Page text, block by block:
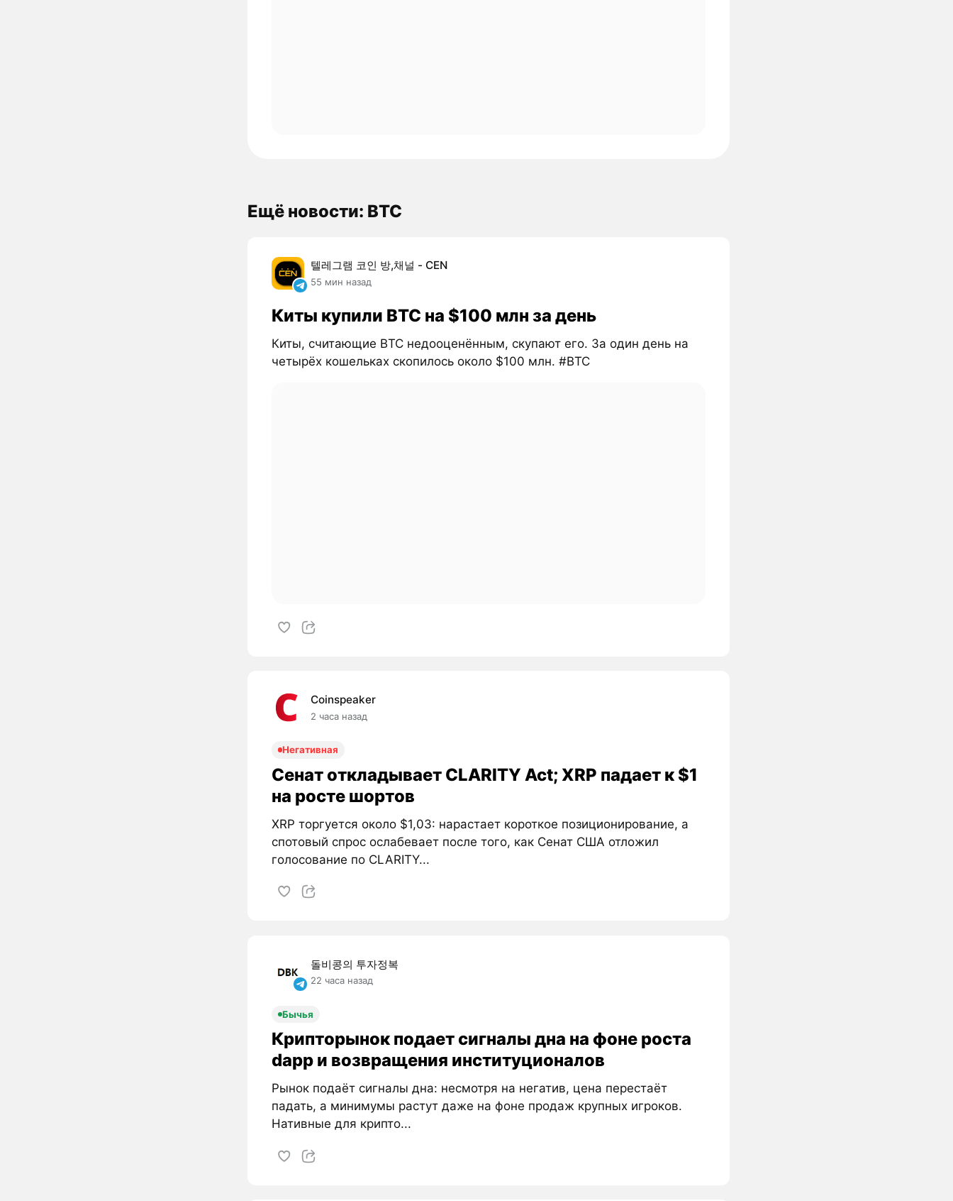
Ещё новости: BTC
텔레그램 코인 방,채널 - CEN
55 мин назад
Киты купили BTC на $100 млн за день
Киты, считающие BTC недооценённым, скупают его. За один день на
четырёх кошельках скопилось около $100 млн. #BTC
Coinspeaker
2 часа назад
Негативная
Сенат откладывает CLARITY Act; XRP падает к $1
на росте шортов
XRP торгуется около $1,03: нарастает короткое позиционирование, а
спотовый спрос ослабевает после того, как Сенат США отложил
голосование по CLARITY...
돌비콩의 투자정복
22 часа назад
Бычья
Крипторынок подает сигналы дна на фоне роста
dapp и возвращения институционалов
Рынок подаёт сигналы дна: несмотря на негатив, цена перестаёт
падать, а минимумы растут даже на фоне продаж крупных игроков.
Нативные для крипто...